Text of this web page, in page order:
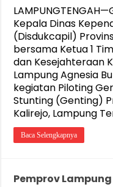
Kepala Dinas
(Disdukcapil)
bersama Ketua 1
dan Kesejahteraan
Lampung Agnesia
kegiatan Piloting
Stunting (Genting)
Kalirejo, Lampung
Baca Selengkapnya
Pemprov